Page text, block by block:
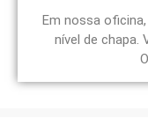
Em nossa
nível de chapa.